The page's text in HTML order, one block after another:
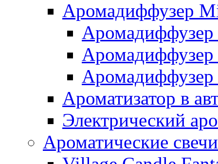
Аромадиффузер
Ароматизатор в
Электрический
Ароматические